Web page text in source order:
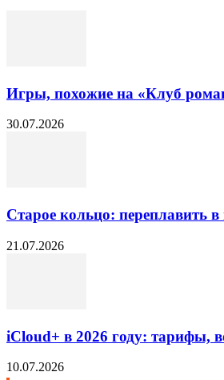
Игры, похожие на «Клуб
30.07.2026
Старое кольцо: переплавить
21.07.2026
iCloud+ в 2026 году: тарифы,
10.07.2026